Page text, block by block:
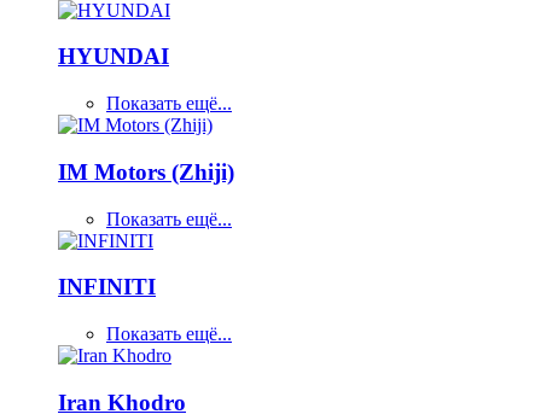
HYUNDAI
Показать ещё...
IM Motors (Zhiji)
Показать ещё...
INFINITI
Показать ещё...
Iran Khodro